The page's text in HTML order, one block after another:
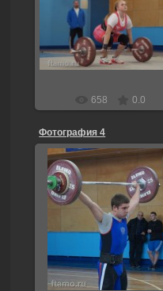
30.03.2022
Ник
658 0.0
Фотография 4
30.03.2022
Ник